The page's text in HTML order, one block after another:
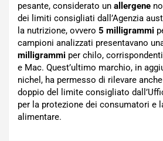
pesante, considerato un allergene
dei limiti consigliati dall’Agenzia
la nutrizione, ovvero 5 milligrammi
campioni analizzati presentavano
milligrammi per chilo,
e Mac. Quest’ultimo marchio, in
nichel, ha permesso di rilevare anche
doppio del limite consigliato
per la protezione dei consumatori e
alimentare.